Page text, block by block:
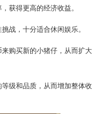
获得更高的经济收益。
战，十分适合休闲娱乐。
购买新的小猪仔，从而扩大
级和品质，从而增加整体收